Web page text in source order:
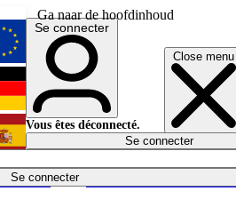
Ga naar de hoofdinhoud
Close menu
Se connecter
Économie
English
Deutsch
Español
Se connecter
Vous êtes déconnecté.
Se connecter